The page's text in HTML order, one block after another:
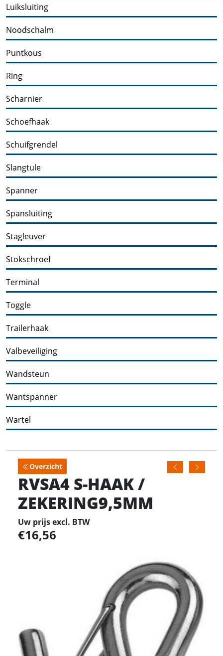
Luiksluiting
Noodschalm
Puntkous
Ring
Scharnier
Schoefhaak
Schuifgrendel
Slangtule
Spanner
Spansluiting
Stagleuver
Stokschroef
Terminal
Toggle
Trailerhaak
Valbeveiliging
Wandsteun
Wantspanner
Wartel
Overzicht
RVSA4 S-HAAK /
ZEKERING9,5MM
Uw prijs excl. BTW
16,56